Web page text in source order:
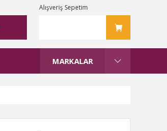
Alışveriş Sepetim
MARKALAR